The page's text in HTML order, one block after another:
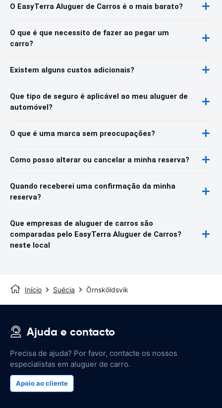
O EasyTerra Aluguer de Carros é o mais barato?
O que é que necessito de fazer ao pegar um
carro?
Existem alguns custos adicionais?
Que tipo de seguro é aplicável ao meu aluguer de
automóvel?
O que é uma marca sem preocupações?
Como posso alterar ou cancelar a minha reserva?
Quando receberei uma confirmação da minha
reserva?
Que empresas de aluguer de carros são
comparadas pelo EasyTerra Aluguer de Carros?
neste local
Início Suécia Örnsköldsvik
Ajuda e contacto
Precisa de ajuda? Por favor, contacte os nossos
especialistas em aluguer de carro.
Apoio ao cliente